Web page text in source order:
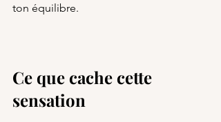
ton équilibre.
Ce que cache cette
sensation